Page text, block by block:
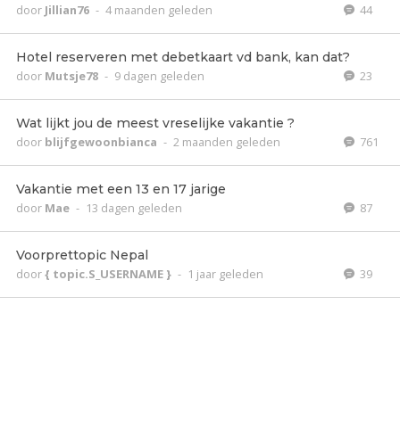
door Jillian76 - 4 maanden geleden 44
Hotel reserveren met debetkaart vd bank, kan dat?
door Mutsje78 - 9 dagen geleden 23
Wat lijkt jou de meest vreselijke vakantie ?
door blijfgewoonbianca - 2 maanden geleden 761
Vakantie met een 13 en 17 jarige
door Mae - 13 dagen geleden 87
Voorprettopic Nepal
door{ topic.S_USERNAME } - 1 jaar geleden 39